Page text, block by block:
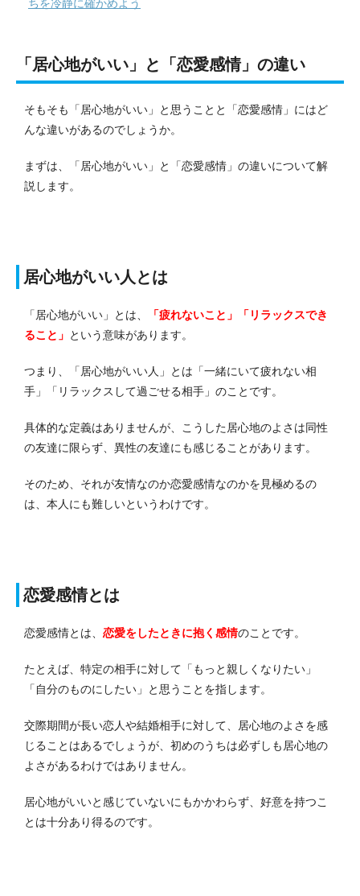
ちを冷静に確かめよう
「居心地がいい」と「恋愛感情」の違い
そもそも「居心地がいい」と思うことと「恋愛感情」にはど
んな違いがあるのでしょうか。
まずは、「居心地がいい」と「恋愛感情」の違いについて解
説します。
居心地がいい人とは
「居心地がいい」とは、
「疲れないこと」「リラックスでき
ること」 という意味があります。
つまり、「居心地がいい人」とは「一緒にいて疲れない相
手」「リラックスして過ごせる相手」のことです。
具体的な定義はありませんが、こうした居心地のよさは同性
の友達に限らず、異性の友達にも感じることがあります。
そのため、それが友情なのか恋愛感情なのかを見極めるの
は、本人にも難しいというわけです。
恋愛感情とは
恋愛感情とは、 恋愛をしたときに抱く感情のことです。
たとえば、特定の相手に対して「もっと親しくなりたい」
「自分のものにしたい」と思うことを指します。
交際期間が長い恋人や結婚相手に対して、居心地のよさを感
じることはあるでしょうが、初めのうちは必ずしも居心地の
よさがあるわけではありません。
居心地がいいと感じていないにもかかわらず、好意を持つこ
とは十分あり得るのです。